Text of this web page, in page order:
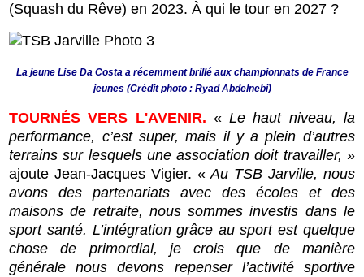
(Squash du Rêve) en 2023. À qui le tour en 2027 ?
La jeune Lise Da Costa a récemment brillé aux championnats de France
jeunes (Crédit photo : Ryad Abdelnebi)
TOURNÉS VERS L'AVENIR. «Le haut niveau, la
performance, c’est super, mais il y a plein d’autres
terrains sur lesquels une association doit travailler, »
ajoute Jean-Jacques Vigier. «Au TSB Jarville, nous
avons des partenariats avec des écoles et des
maisons de retraite, nous sommes investis dans le
sport santé. L’intégration grâce au sport est quelque
chose de primordial, je crois que de manière
générale nous devons repenser l’activité sportive